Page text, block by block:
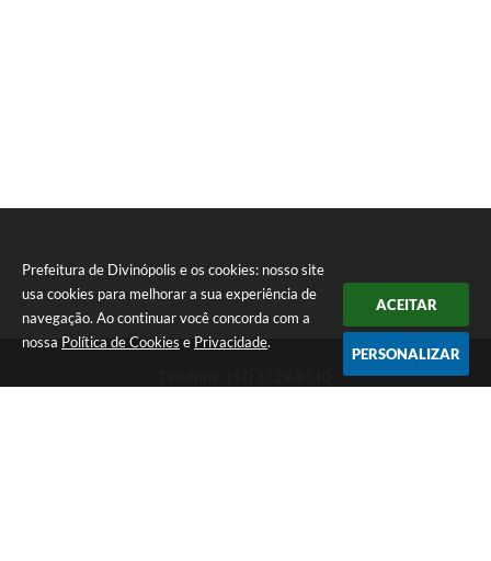
Prefeitura de Divinópolis e os cookies: nosso site
usa cookies para melhorar a sua experiência de
navegação. Ao continuar você concorda com a
nossa Política de Cookies e Privacidade.
ACEITAR
PERSONALIZAR